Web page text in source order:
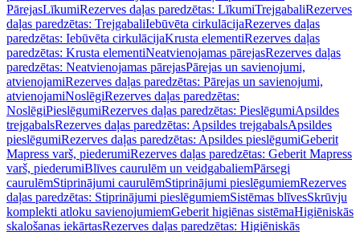
PārejasLīkumiRezerves daļas paredzētas: LīkumiTrejgabaliRezerves
daļas paredzētas: TrejgabaliIebūvēta cirkulācijaRezerves daļas
paredzētas: Iebūvēta cirkulācijaKrusta elementiRezerves daļas
paredzētas: Krusta elementiNeatvienojamas pārejasRezerves daļas
paredzētas: Neatvienojamas pārejasPārejas un savienojumi,
atvienojamiRezerves daļas paredzētas: Pārejas un savienojumi,
atvienojamiNoslēgiRezerves daļas paredzētas:
NoslēgiPieslēgumiRezerves daļas paredzētas: PieslēgumiApsildes
trejgabalsRezerves daļas paredzētas: Apsildes trejgabalsApsildes
pieslēgumiRezerves daļas paredzētas: Apsildes pieslēgumiGeberit
Mapress varš, piederumiRezerves daļas paredzētas: Geberit Mapress
varš, piederumiBlīves caurulēm un veidgabaliemPārsegi
caurulēmStiprinājumi caurulēmStiprinājumi pieslēgumiemRezerves
daļas paredzētas: Stiprinājumi pieslēgumiemSistēmas blīvesSkrūvju
komplekti atloku savienojumiemGeberit higiēnas sistēmaHigiēniskās
skalošanas iekārtasRezerves daļas paredzētas: Higiēniskās